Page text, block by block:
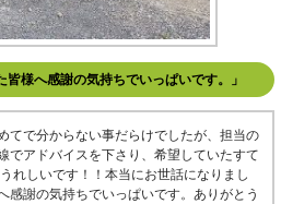
様へ感謝の気持ちでいっぱいです。」
てで分からない事だらけでしたが、担当の
でアドバイスを下さり、希望していたすて
れしいです！！本当にお世話になりまし
感謝の気持ちでいっぱいです。ありがとう